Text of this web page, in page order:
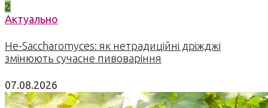
2
Актуально
Не-Saccharomyces: як нетрадиційні дріжджі
змінюють сучасне пивоваріння
07.08.2026